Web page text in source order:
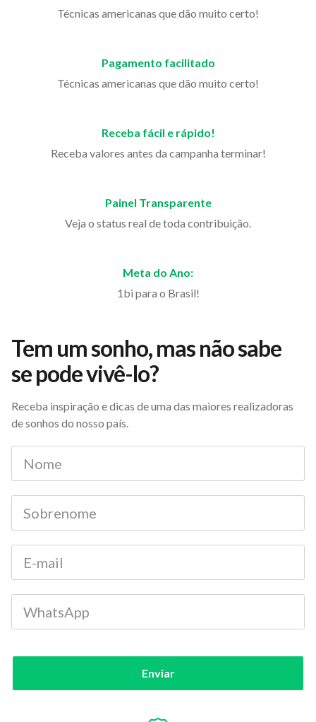
Técnicas americanas que dão muito certo!
Pagamento facilitado
Técnicas americanas que dão muito certo!
Receba fácil e rápido!
Receba valores antes da campanha terminar!
Painel Transparente
Veja o status real de toda contribuição.
Meta do Ano:
1bi para o Brasil!
Tem um sonho, mas não sabe
se pode vivê-lo?
Receba inspiração e dicas de uma das maiores realizadoras
de sonhos do nosso país.
Enviar